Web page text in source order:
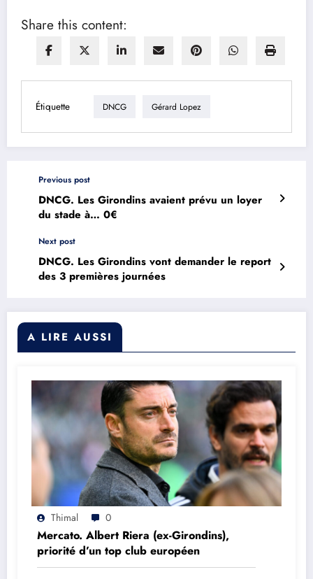
Share this content:
Étiquette DNCG Gérard Lopez
Previous post
DNCG. Les Girondins avaient prévu un loyer
du stade à… 0€
Next post
DNCG. Les Girondins vont demander le report
des 3 premières journées
A LIRE AUSSI
Thimal 0
Mercato. Albert Riera (ex-Girondins),
priorité d’un top club européen